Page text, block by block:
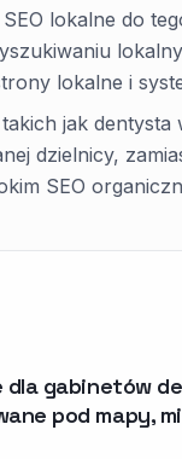
lokalne do
lokalne i
jak dentysta
dzielnicy,
SEO
dla gabinetów
pod mapy,